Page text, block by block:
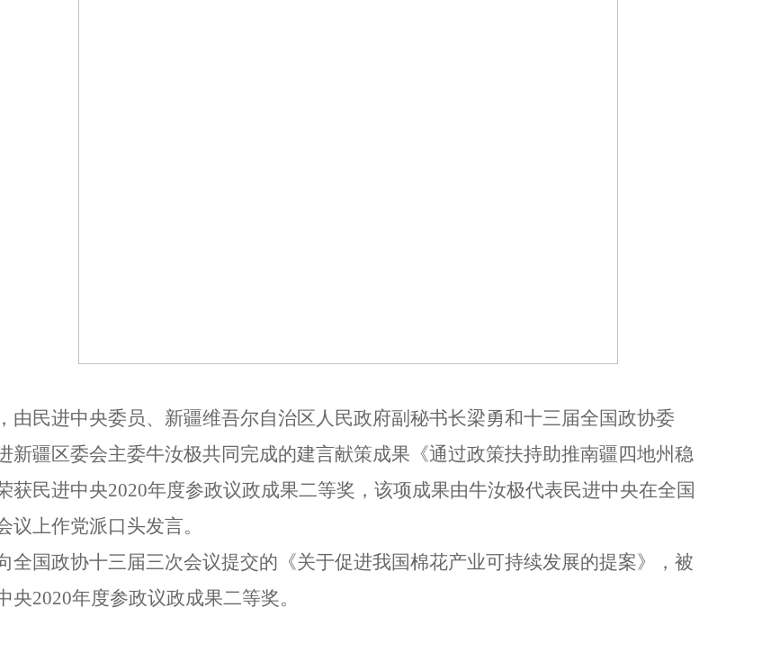
由民进中央委员、新疆维吾尔自治区人民政府副秘书长梁勇和十三届全国政协委
新疆区委会主委牛汝极共同完成的建言献策成果《通过政策扶持助推南疆四地州稳
获民进中央2020年度参政议政成果二等奖，该项成果由牛汝极代表民进中央在全国
议上作党派口头发言。
全国政协十三届三次会议提交的《关于促进我国棉花产业可持续发展的提案》，被
央2020年度参政议政成果二等奖。